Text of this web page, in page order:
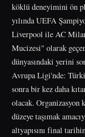
köklü deneyimini ön
yılında UEFA
Liverpool ile AC
Mucizesi" olarak
dünyasındaki yerini
Avrupa Ligi'nde:
sonra bir kez daha
olacak.
düzeye taşımak
altyapısını final